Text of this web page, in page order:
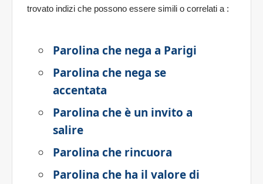
trovato indizi che possono essere simili o correlati a :
Parolina che nega a Parigi
Parolina che nega se
accentata
Parolina che è un invito a
salire
Parolina che rincuora
Parolina che ha il valore di